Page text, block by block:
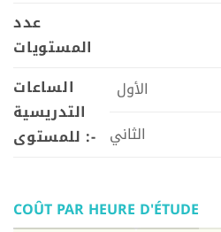
عدد
المستويات
الساعات
التدريسية
للمستوى :-
الأول
الثاني
COÛT PAR HEURE D'ÉTUDE